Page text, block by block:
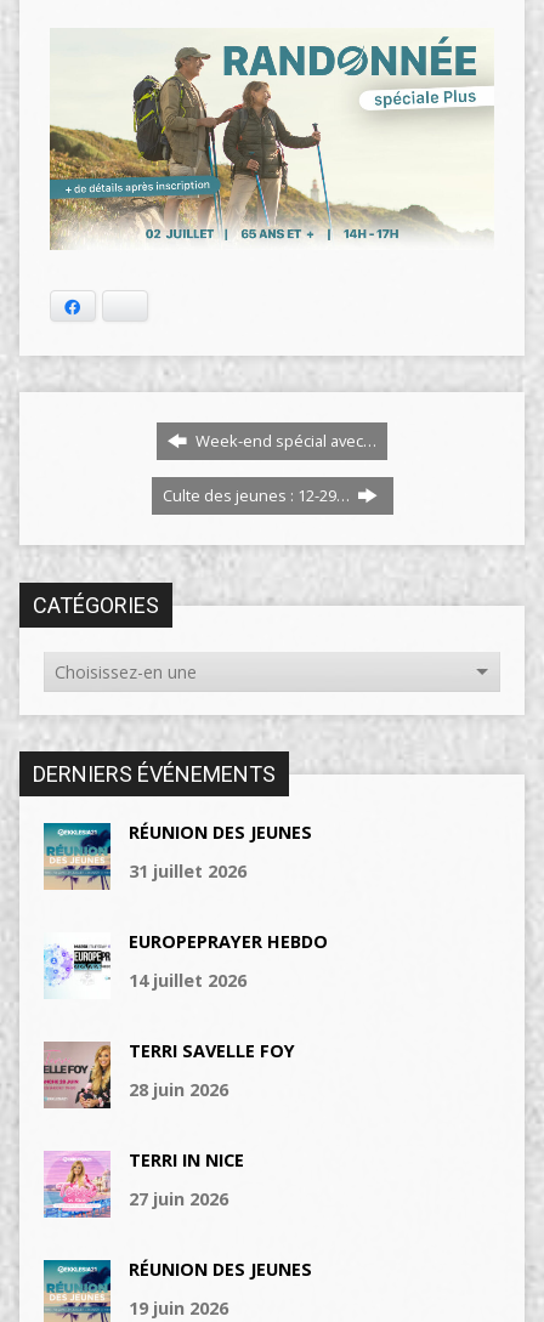
Week-end spécial avec…
Culte des jeunes : 12-29…
CATÉGORIES
DERNIERS ÉVÉNEMENTS
RÉUNION DES JEUNES
31 juillet 2026
EUROPEPRAYER HEBDO
14 juillet 2026
TERRI SAVELLE FOY
28 juin 2026
TERRI IN NICE
27 juin 2026
RÉUNION DES JEUNES
19 juin 2026